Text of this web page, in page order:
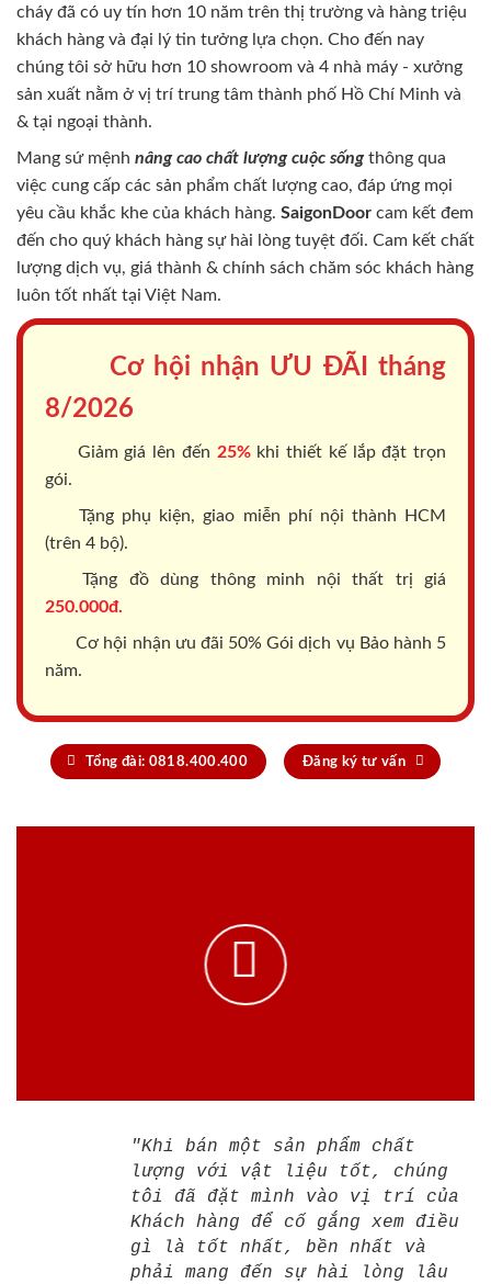
cháy đã có uy tín hơn 10 năm trên thị trường và hàng triệu
khách hàng và đại lý tin tưởng lựa chọn. Cho đến nay
chúng tôi sở hữu hơn 10 showroom và 4 nhà máy - xưởng
sản xuất nằm ở vị trí trung tâm thành phố Hồ Chí Minh và
& tại ngoại thành.
Mang sứ mệnh nâng cao chất lượng cuộc sốngthông qua
việc cung cấp các sản phẩm chất lượng cao, đáp ứng mọi
yêu cầu khắc khe của khách hàng. SaigonDoor cam kết đem
đến cho quý khách hàng sự hài lòng tuyệt đối. Cam kết chất
lượng dịch vụ, giá thành & chính sách chăm sóc khách hàng
luôn tốt nhất tại Việt Nam.
Cơ hội nhận ƯU ĐÃI tháng
8/2026
Giảm giá lên đến 25%khi thiết kế lắp đặt trọn
gói.
Tặng phụ kiện, giao miễn phí nội thành HCM
(trên 4 bộ).
Tặng đồ dùng thông minh nội thất trị giá
250.000đ.
Cơ hội nhận ưu đãi 50% Gói dịch vụ Bảo hành 5
năm.
Tổng đài: 0818.400.400 Đăng ký tư vấn
"Khi bán một sản phẩm chất
lượng với vật liệu tốt, chúng
tôi đã đặt mình vào vị trí của
Khách hàng để cố gắng xem điều
gì là tốt nhất, bền nhất và
phải mang đến sự hài lòng lâu